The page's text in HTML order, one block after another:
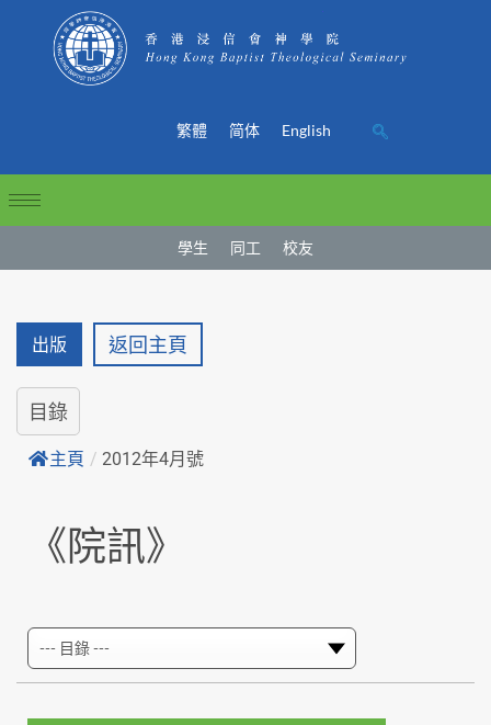
繁體 简体 English
學生 同工 校友
出版 返回主頁
目錄
主頁 / 2012年4月號
《院訊》